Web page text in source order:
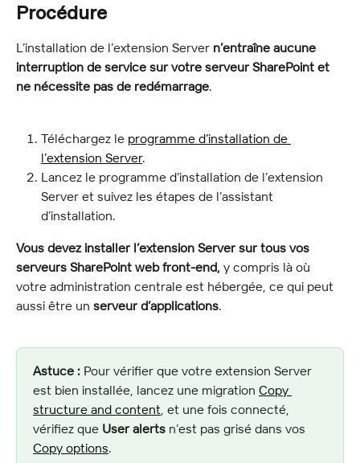
Procédure
L’installation de l’extension Server n’entraîne aucune
interruption de service sur votre serveur SharePoint et
ne nécessite pas de redémarrage.
Téléchargez le programme d’installation de
l’extension Server.
Lancez le programme d’installation de l’extension
Server et suivez les étapes de l’assistant
d’installation.
Vous devez installer l’extension Server sur tous vos
serveurs SharePoint web front-end, y compris là où
votre administration centrale est hébergée, ce qui peut
aussi être un serveur d’applications.
Astuce : Pour vérifier que votre extension Server
est bien installée, lancez une migration Copy
structure and content, et une fois connecté,
vérifiez que User alerts n’est pas grisé dans vos
Copy options.